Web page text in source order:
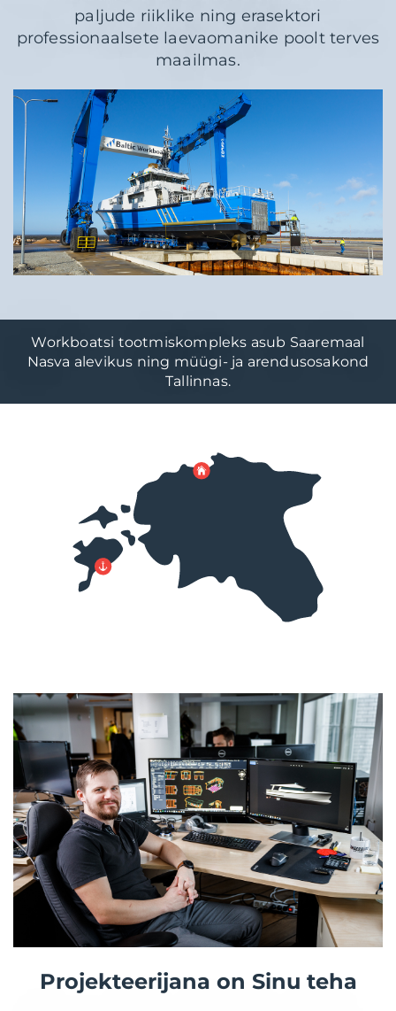
paljude riiklike ning erasektori
professionaalsete laevaomanike poolt terves
maailmas.
Workboatsi tootmiskompleks asub Saaremaal
Nasva alevikus ning müügi- ja arendusosakond
Tallinnas.
Projekteerijana on Sinu teha